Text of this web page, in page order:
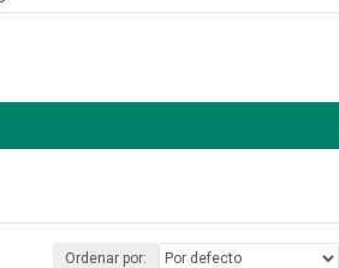
Ordenar por: